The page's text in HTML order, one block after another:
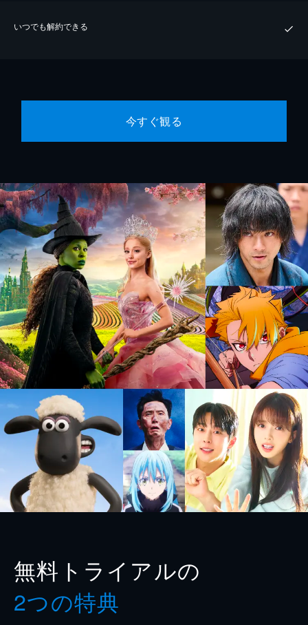
いつでも解約できる
今すぐ観る
無料トライアルの
2つの特典